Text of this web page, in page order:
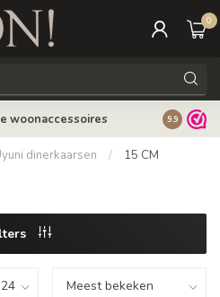
0
woonaccessoires 9.9
dinerkaarsen / 15 CM